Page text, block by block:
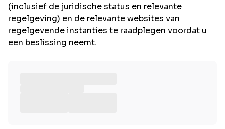
(inclusief de juridische status en relevante
regelgeving) en de relevante websites van
regelgevende instanties te raadplegen voordat u
een beslissing neemt.